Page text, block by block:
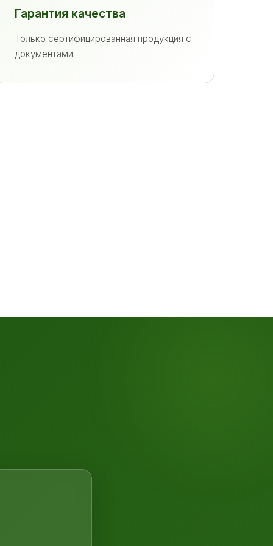
Гарантия качества
Только сертифицированная продукция с
документами